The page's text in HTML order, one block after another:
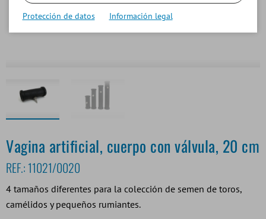
Vagina artificial, cuerpo con válvula, 20 cm
REF.: 11021/0020
4 tamaños diferentes para la colección de semen de toros,
camélidos y pequeños rumiantes.
Protección de datos Información legal